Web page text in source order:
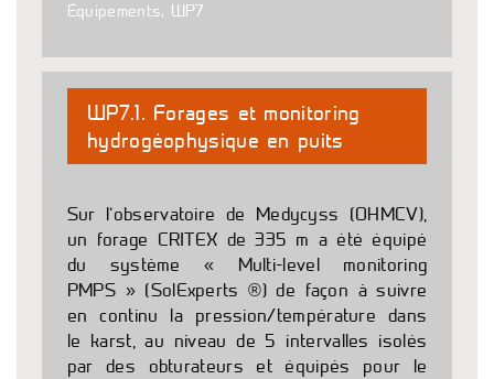
Équipements, WP7
WP7.1. Forages et monitoring
hydrogéophysique en puits
Sur l’observatoire de Medycyss (OHMCV),
un forage CRITEX de 335 m a été équipé
du système « Multi-level monitoring
PMPS » (SolExperts ®) de façon à suivre
en continu la pression/température dans
le karst, au niveau de 5 intervalles isolés
par des obturateurs et équipés pour le